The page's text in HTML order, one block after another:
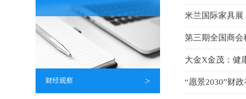
财经观察 >
米兰国际家具
第三期全国商
大金X金茂：健
“愿景2030”财